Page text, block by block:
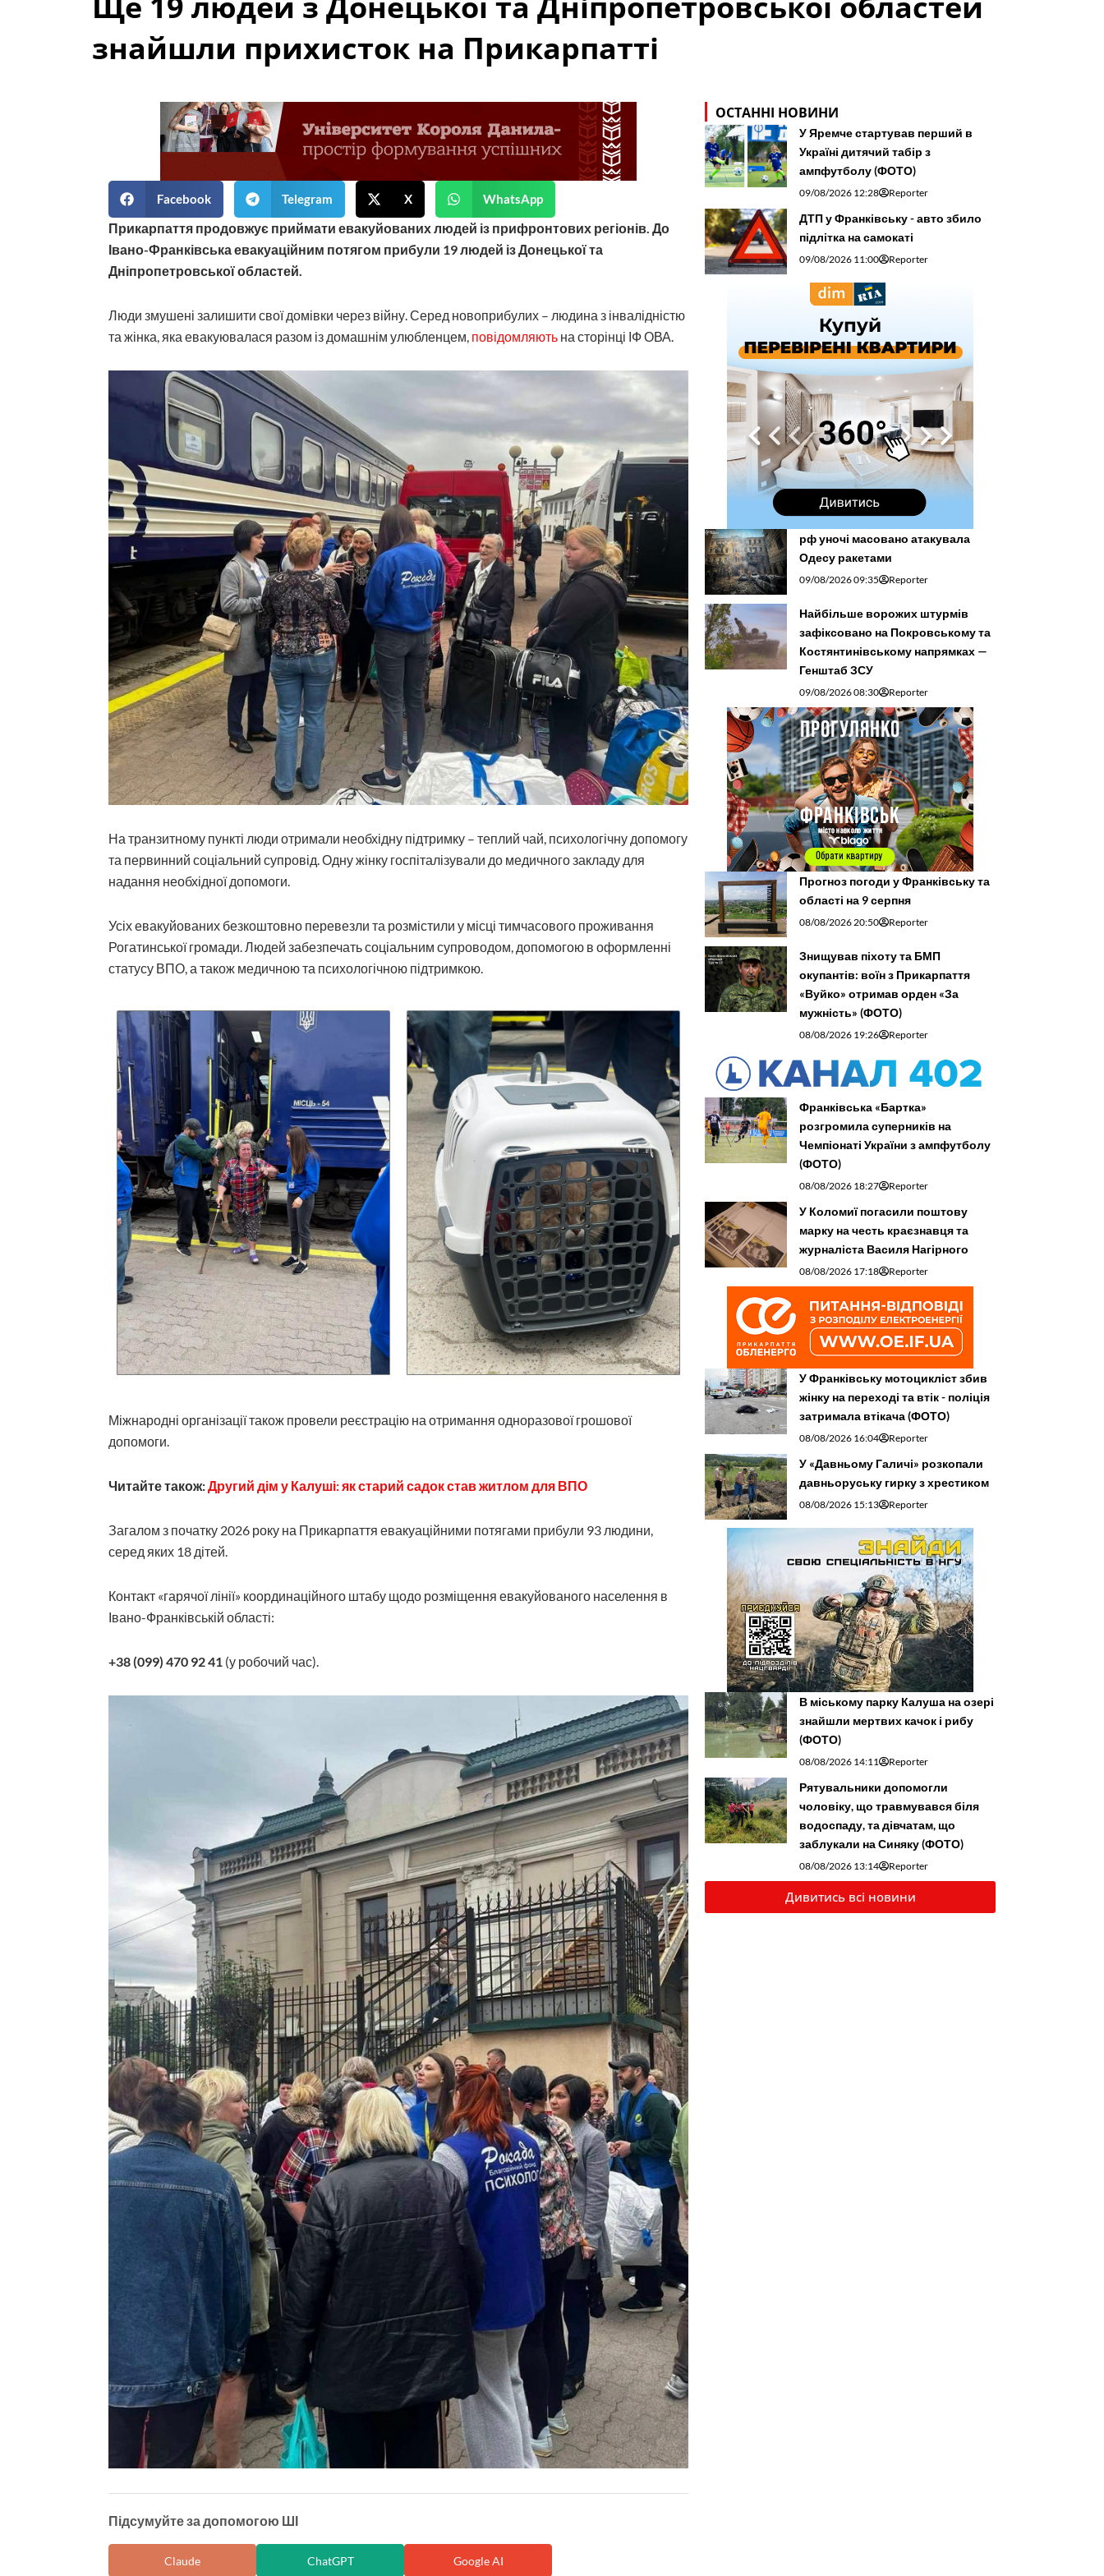
знайшли прихисток на Прикарпатті
Facebook Telegram X WhatsApp
Прикарпаття продовжує приймати евакуйованих людей із прифронтових регіонів. До
Івано-Франківська евакуаційним потягом прибули 19 людей із Донецької та
Дніпропетровської областей.
Люди змушені залишити свої домівки через війну. Серед новоприбулих – людина з інвалідністю
та жінка, яка евакуювалася разом із домашнім улюбленцем, повідомляють на сторінці ІФ ОВА.
На транзитному пункті люди отримали необхідну підтримку – теплий чай, психологічну допомогу
та первинний соціальний супровід. Одну жінку госпіталізували до медичного закладу для
надання необхідної допомоги.
Усіх евакуйованих безкоштовно перевезли та розмістили у місці тимчасового проживання
Рогатинської громади. Людей забезпечать соціальним супроводом, допомогою в оформленні
статусу ВПО, а також медичною та психологічною підтримкою.
Міжнародні організації також провели реєстрацію на отримання одноразової грошової
допомоги.
Читайте також: Другий дім у Калуші: як старий садок став житлом для ВПО
Загалом з початку 2026 року на Прикарпаття евакуаційними потягами прибули 93 людини,
серед яких 18 дітей.
Контакт «гарячої лінії» координаційного штабу щодо розміщення евакуйованого населення в
Івано-Франківській області:
+38 (099) 470 92 41 (у робочий час).
Підсумуйте за допомогою ШІ
Claude ChatGPT Google AI
ОСТАННІ НОВИНИ
У Яремче стартував перший в
Україні дитячий табір з
ампфутболу (ФОТО)
09/08/2026 12:28 Reporter
ДТП у Франківську - авто збило
підлітка на самокаті
09/08/2026 11:00 Reporter
рф уночі масовано атакувала
Одесу ракетами
09/08/2026 09:35 Reporter
Найбільше ворожих штурмів
зафіксовано на Покровському та
Костянтинівському напрямках —
Генштаб ЗСУ
09/08/2026 08:30 Reporter
Прогноз погоди у Франківську та
області на 9 серпня
08/08/2026 20:50 Reporter
Знищував піхоту та БМП
окупантів: воїн з Прикарпаття
«Вуйко» отримав орден «За
мужність» (ФОТО)
08/08/2026 19:26 Reporter
Франківська «Бартка»
розгромила суперників на
Чемпіонаті України з ампфутболу
(ФОТО)
08/08/2026 18:27 Reporter
У Коломиї погасили поштову
марку на честь краєзнавця та
журналіста Василя Нагірного
08/08/2026 17:18 Reporter
У Франківську мотоцикліст збив
жінку на переході та втік - поліція
затримала втікача (ФОТО)
08/08/2026 16:04 Reporter
У «Давньому Галичі» розкопали
давньоруську гирку з хрестиком
08/08/2026 15:13 Reporter
В міському парку Калуша на озері
знайшли мертвих качок і рибу
(ФОТО)
08/08/2026 14:11 Reporter
Рятувальники допомогли
чоловіку, що травмувався біля
водоспаду, та дівчатам, що
заблукали на Синяку (ФОТО)
08/08/2026 13:14 Reporter
Дивитись всі новини